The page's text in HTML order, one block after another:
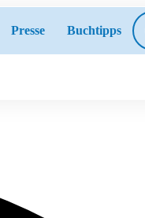
Presse Buchtipps